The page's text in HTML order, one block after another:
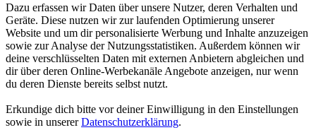
Dazu erfassen wir Daten über unsere Nutzer, deren Verhalten und
Geräte. Diese nutzen wir zur laufenden Optimierung unserer
Website und um dir personalisierte Werbung und Inhalte anzuzeigen
sowie zur Analyse der Nutzungsstatistiken. Außerdem können wir
deine verschlüsselten Daten mit externen Anbietern abgleichen und
dir über deren Online-Werbekanäle Angebote anzeigen, nur wenn
du deren Dienste bereits selbst nutzt.
Erkundige dich bitte vor deiner Einwilligung in den Einstellungen
sowie in unsererDatenschutzerklärung.